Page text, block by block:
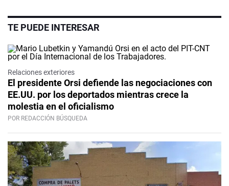
TE PUEDE INTERESAR
Relaciones exteriores
El presidente Orsi defiende las negociaciones con
EE.UU. por los deportados mientras crece la
molestia en el oficialismo
POR REDACCIÓN BÚSQUEDA